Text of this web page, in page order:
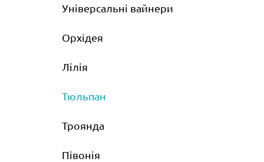
Універсальні вайнери
Орхідея
Лілія
Тюльпан
Троянда
Півонія